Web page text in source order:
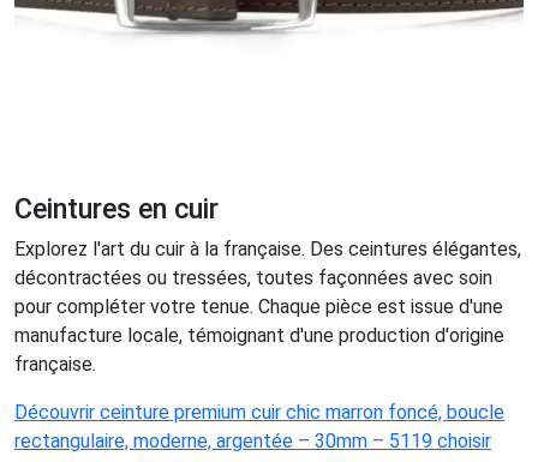
Ceintures en cuir
Explorez l'art du cuir à la française. Des ceintures élégantes,
décontractées ou tressées, toutes façonnées avec soin
pour compléter votre tenue. Chaque pièce est issue d'une
manufacture locale, témoignant d'une production d'origine
française.
Découvrir ceinture premium cuir chic marron foncé, boucle
rectangulaire, moderne, argentée – 30mm – 5119 choisir